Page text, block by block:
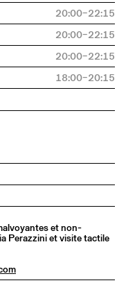
20:00–22:15
20:00–22:15
20:00–22:15
18:00–20:15
et non-
Perazzini et visite tactile